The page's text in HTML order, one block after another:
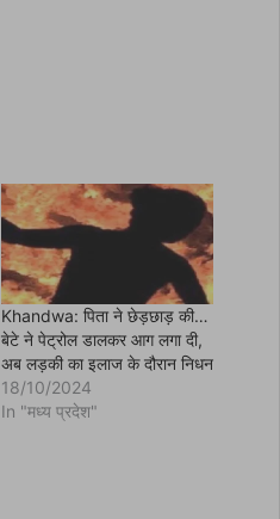
Khandwa: पिता ने छेड़छाड़ की…
बेटे ने पेट्रोल डालकर आग लगा दी,
अब लड़की का इलाज के दौरान निधन
18/10/2024
In "मध्य प्रदेश"